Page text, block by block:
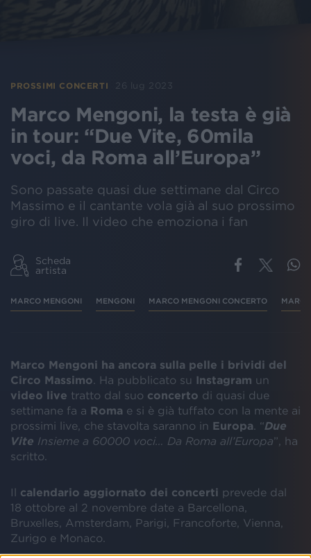
PROSSIMI CONCERTI 26 lug 2023
Marco Mengoni, la testa è già
in tour: “Due Vite, 60mila
voci, da Roma all’Europa”
Sono passate quasi due settimane dal Circo
Massimo e il cantante vola già al suo prossimo
giro di live. Il video che emoziona i fan
Scheda
artista
MARCO MENGONI MENGONI MARCO MENGONI CONCERTO
Marco Mengoni ha ancora sulla pelle i brividi del
Circo Massimo . Ha pubblicato su Instagram un
video live tratto dal suo concerto di quasi due
settimane fa a Roma e si è già tuffato con la mente ai
prossimi live, che stavolta saranno in Europa . “Due
Vite Insieme a 60000 voci… Da Roma all’Europa”, ha
scritto.
Il calendario aggiornato dei concerti prevede dal
18 ottobre al 2 novembre date a Barcellona,
Bruxelles, Amsterdam, Parigi, Francoforte, Vienna,
Zurigo e Monaco.